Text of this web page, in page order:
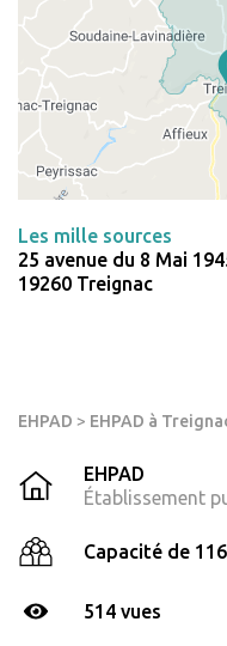
EHPAD > EHPAD à
EHPAD
Établissement
Capacité de
514 vues
Les mille sources
25 avenue du 8 Mai
19260 Treignac